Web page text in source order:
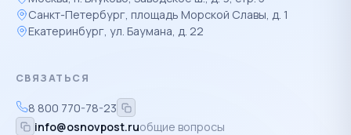
Санкт-Петербург, площадь Морской Славы, д. 1
Екатеринбург, ул. Баумана, д. 22
СВЯЗАТЬСЯ
8 800 770-78-23
info@osnovpost.ruобщие вопросы